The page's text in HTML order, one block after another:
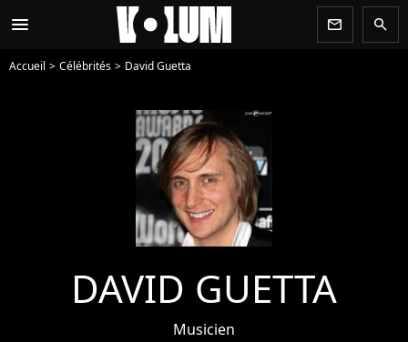
menu newsletter search
Accueil Célébrités David Guetta
DAVID GUETTA
Musicien